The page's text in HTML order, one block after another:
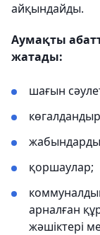
айқындайды.
Аумақты
жатады:
шағын
қоршаулар;
арналған
жәшіктері